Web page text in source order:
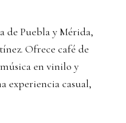
de Puebla y Mérida,
Ofrece café de
en vinilo y
experiencia casual,